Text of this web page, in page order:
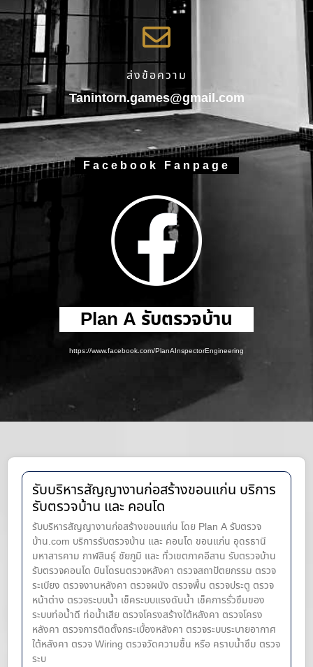
ส่งข้อความ
Tanintorn.games@gmail.com
Facebook Fanpage
Plan A รับตรวจบ้าน
https://www.facebook.com/PlanAInspectorEngineering
รับบริหารสัญญางานก่อสร้างขอนแก่น บริการ
รับตรวจบ้าน และ คอนโด
รับบริหารสัญญางานก่อสร้างขอนแก่น โดย Plan A รับตรวจ
บ้าน.com บริการรับตรวจบ้าน และ คอนโด ขอนแก่น อุดรธานี
มหาสารคาม กาฬสินธุ์ ชัยภูมิ และ ทั่วเขตภาคอีสาน รับตรวจบ้าน
รับตรวจคอนโด บินโดรนตรวจหลังคา ตรวจสถาปัตยกรรม ตรวจ
ระเบียง ตรวจงานหลังคา ตรวจผนัง ตรวจพื้น ตรวจประตู ตรวจ
หน้าต่าง​ ตรวจระบบน้ำ เช็คระบบแรงดันน้ำ เช็คการรั่วซึมของ
ระบบท่อน้ำ​ดี ท่อน้ำ​เสีย ตรวจโครงสร้างใต้หลังคา ตรวจโครง
หลังคา ตรวจการติดตั้งกระเบื้องหลังคา ตรวจระบบระบายอากาศ
ใต้หลังคา ตรวจ Wiring ตรวจวัดความชื้น หรือ คราบน้ำซึม ตรวจ
ระบ